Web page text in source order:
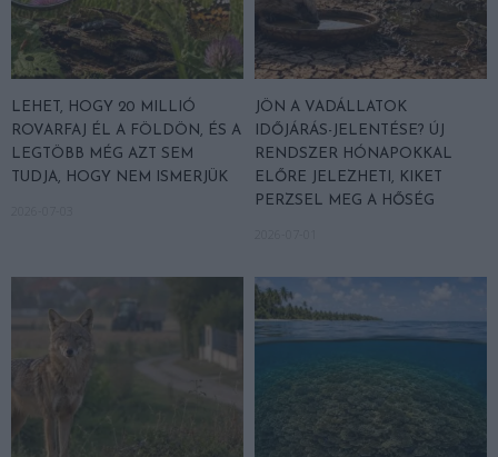
LEHET, HOGY 20 MILLIÓ
ROVARFAJ ÉL A FÖLDÖN, ÉS A
LEGTÖBB MÉG AZT SEM
TUDJA, HOGY NEM ISMERJÜK
JÖN A VADÁLLATOK
IDŐJÁRÁS-JELENTÉSE? ÚJ
RENDSZER HÓNAPOKKAL
ELŐRE JELEZHETI, KIKET
PERZSEL MEG A HŐSÉG